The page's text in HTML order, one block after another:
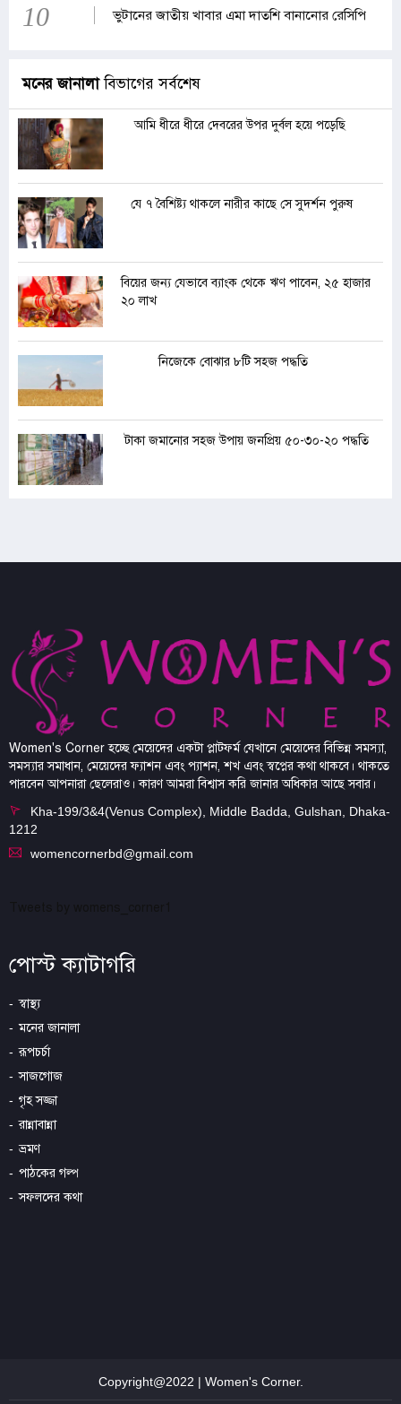
10 ভুটানের জাতীয় খাবার এমা দাতশি বানানোর রেসিপি
মনের জানালাবিভাগের সর্বশেষ
আমি ধীরে ধীরে দেবরের উপর দুর্বল হয়ে পড়েছি
যে ৭ বৈশিষ্ট্য থাকলে নারীর কাছে সে সুদর্শন পুরুষ
বিয়ের জন্য যেভাবে ব্যাংক থেকে ঋণ পাবেন, ২৫ হাজার
২০ লাখ
নিজেকে বোঝার ৮টি সহজ পদ্ধতি
টাকা জমানোর সহজ উপায় জনপ্রিয় ৫০-৩০-২০ পদ্ধতি
Women's Corner হচ্ছে মেয়েদের একটা প্লাটফর্ম যেখানে মেয়েদের বিভিন্ন সমস্যা,
সমস্যার সমাধান, মেয়েদের ফ্যাশন এবং প্যাশন, শখ এবং স্বপ্নের কথা থাকবে। থাকতে
পারবেন আপনারা ছেলেরাও। কারণ আমরা বিশ্বাস করি জানার অধিকার আছে সবার।
Kha-199/3&4(Venus Complex), Middle Badda, Gulshan, Dhaka-
1212
womencornerbd@gmail.com
পোস্ট ক্যাটাগরি
স্বাস্থ্য
মনের জানালা
রূপচর্চা
সাজগোজ
গৃহ সজ্জা
রান্নাবান্না
ভ্রমণ
পাঠকের গল্প
সফলদের কথা
Copyright@2022 | Women's Corner.